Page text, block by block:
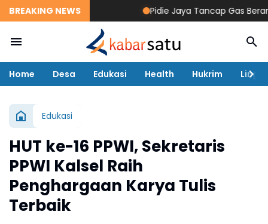
BREAKING NEWS Pidie Jaya Tancap Gas Berantas
Home Desa Edukasi Health Hukrim
Edukasi
HUT ke-16 PPWI, Sekretaris
PPWI Kalsel Raih
Penghargaan Karya Tulis
Terbaik